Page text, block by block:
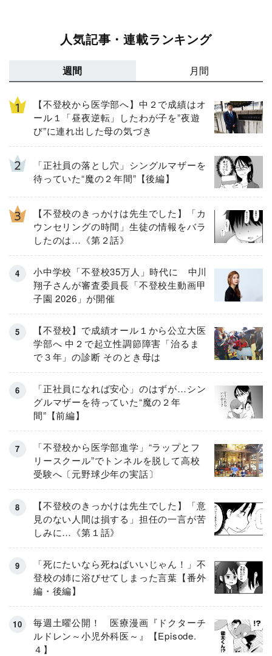
人気記事・連載ランキング
週間 月間
【不登校から医学部へ】中２で成績はオ
ール１「昼夜逆転」したわが子を”夜遊
び”に連れ出した母の気づき
「正社員の落とし穴」シングルマザーを
待っていた“魔の２年間”【後編】
【不登校のきっかけは先生でした】「カ
ウンセリングの時間」生徒の情報をバラ
したのは…《第２話》
小中学校「不登校35万人」時代に 中川
翔子さんが審査委員長「不登校生動画甲
子園 2026」が開催
【不登校】で成績オール１から公立大医
学部へ 中２で起立性調節障害「治るま
で３年」の診断 そのとき母は
「正社員になれば安心」のはずが…シン
グルマザーを待っていた“魔の２年
間”【前編】
「不登校から医学部進学」“ラップとフ
リースクール”でトンネルを脱して高校
受験へ〔元野球少年の実話〕
【不登校のきっかけは先生でした】「意
見のない人間は損する」担任の一言が苦
しみに…《第１話》
「死にたいなら死ねばいいじゃん！」不
登校の姉に浴びせてしまった言葉【番外
編・後編】
毎週土曜公開！ 医療漫画『ドクターチ
ルドレン～小児外科医～』【Episode.
４】